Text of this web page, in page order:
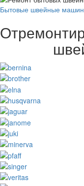
Бытовые швейные